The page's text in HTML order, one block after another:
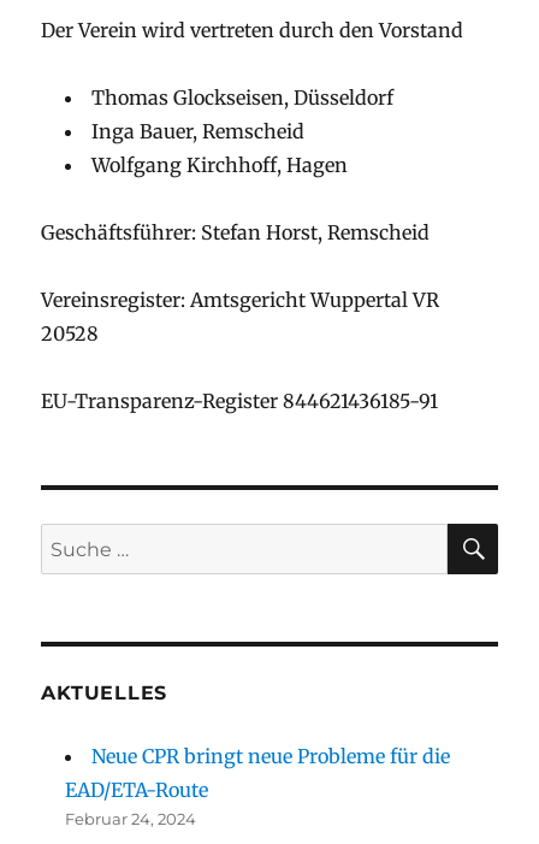
Der Verein wird vertreten durch den Vorstand
Thomas Glockseisen, Düsseldorf
Inga Bauer, Remscheid
Wolfgang Kirchhoff, Hagen
Geschäftsführer: Stefan Horst, Remscheid
Vereinsregister: Amtsgericht Wuppertal VR
20528
EU-Transparenz-Register 844621436185-91
Suche
nach:
AKTUELLES
Neue CPR bringt neue Probleme für die
EAD/ETA-Route
Februar 24, 2024